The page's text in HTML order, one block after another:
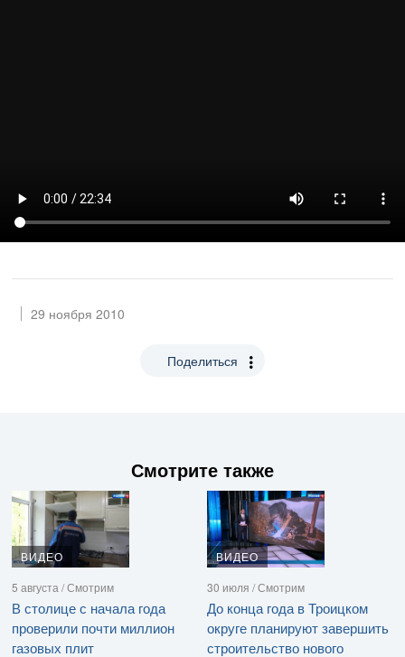
29 ноября 2010
Поделиться
Смотрите также
ВИДЕО
5 августа / Смотрим
В столице с начала года
проверили почти миллион
газовых плит
ВИДЕО
30 июля / Смотрим
До конца года в Троицком
округе планируют завершить
строительство нового